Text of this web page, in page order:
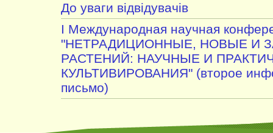
До уваги відвідувачів
I Международная научная
"НЕТРАДИЦИОННЫЕ, НОВЫЕ И
РАСТЕНИЙ: НАУЧНЫЕ И
КУЛЬТИВИРОВАНИЯ" (второе
письмо)